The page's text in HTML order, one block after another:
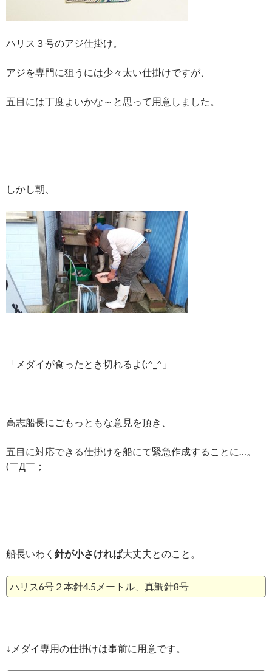
ハリス３号のアジ仕掛け。
アジを専門に狙うには少々太い仕掛けですが、
五目には丁度よいかな～と思って用意しました。
しかし朝、
「メダイが食ったとき切れるよ(;^_^」
高志船長にごもっともな意見を頂き、
五目に対応できる仕掛けを船にて緊急作成することに…。
(￣Д￣；
船長いわく 針が小さければ大丈夫とのこと。
ハリス6号２本針4.5メートル、真鯛針8号
↓メダイ専用の仕掛けは事前に用意です。